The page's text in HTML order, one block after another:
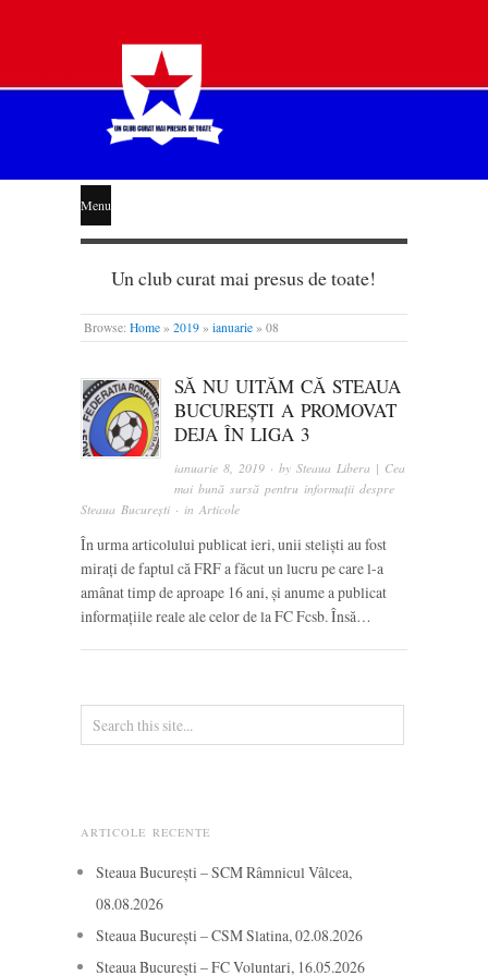
STEAUA
LIBERĂ
Menu
Un club curat mai presus de toate!
Browse: Home » 2019 » ianuarie » 08
SĂ NU UITĂM CĂ STEAUA
BUCUREȘTI A PROMOVAT
DEJA ÎN LIGA 3
ianuarie 8, 2019 · bySteaua Libera | Cea
mai bună sursă pentru informații despre
Steaua București · in Articole
În urma articolului publicat ieri, unii steliști au fost
mirați de faptul că FRF a făcut un lucru pe care l-a
amânat timp de aproape 16 ani, și anume a publicat
informațiile reale ale celor de la FC Fcsb. Însă…
ARTICOLE RECENTE
Steaua București – SCM Râmnicul Vâlcea,
08.08.2026
Steaua București – CSM Slatina, 02.08.2026
Steaua București – FC Voluntari, 16.05.2026